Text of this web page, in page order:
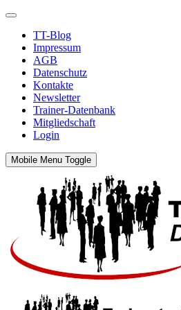
TT-Blog
Impressum
AGB
Datenschutz
Kontakte
Newsletter
Trainer-Datenbank
Mitgliedschaft
Login
Mobile Menu Toggle